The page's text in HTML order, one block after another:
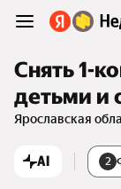
Снять 1-
детьми и
Ярославская
AI 2